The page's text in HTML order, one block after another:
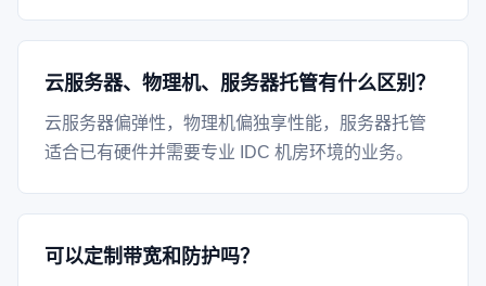
云服务器、物理机、服务器托管有什么区别？
云服务器偏弹性，物理机偏独享性能，服务器托管
适合已有硬件并需要专业 IDC 机房环境的业务。
可以定制带宽和防护吗？